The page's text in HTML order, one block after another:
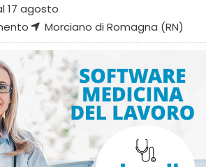
17 agosto
Morciano di Romagna (RN)